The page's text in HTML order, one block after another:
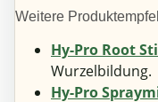
Weitere
Hy-Pro Root
Wurzelbildung.
Hy-Pro